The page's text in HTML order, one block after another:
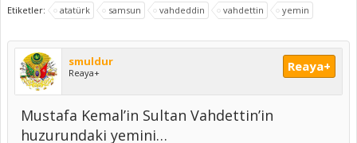
Etiketler: atatürk samsun vahdeddin vahdettin yemin
smuldur
Reaya+ Reaya+
Mustafa Kemal’in Sultan Vahdettin’in
huzurundaki yemini…